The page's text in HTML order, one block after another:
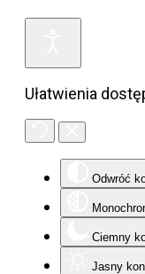
Ułatwienia
Odwróć
Ciemny
Jasny